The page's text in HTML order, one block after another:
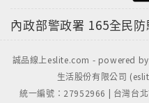
排！隨時享受一個小而美
co-Trip日本小伴旅系列
刊。觸動每一顆渴望出發
內政部警政署 165全民
誠品線上eslite.com - powered
生活股份有限公司
統一編號：27952966 | 台灣台